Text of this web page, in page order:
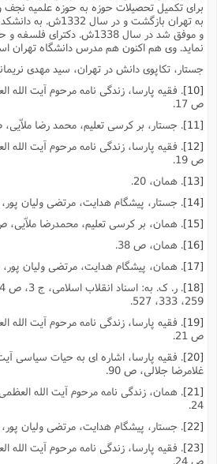
به تهران بازگشت و در
و موفق شد در سال 1338ش.
نماید. وى هم اکنون هم مدرس دانشگاه تهران
جستار، تکاپوى دانش در تهران، سید مهدى
. فقیه پارسا، زندگى نامه مرحوم آیت الله
ص 17.
. جستار، بر کرسى تعلیم، محمد رضا ملاّیى، ص
. فقیه پارسا، زندگى نامه مرحوم آیت الله
ص 19.
. همان، 20.
. جستار، پیشگام هدایت، مرتضى ولیان پور،
. همان، بر کرسى تعلیم، محمدرضا ملاّیى، ص
. همان، ص 38.
. همان، پیشگام هدایت، مرتضى ولیان پور، ص
259، 333، 527.
. فقیه پارسا، زندگى نامه مرحوم آیت الله
ص 21.
. فقیه پارسا، اشاره اى به حیات سیاسى
غلامرضا جلالى، ص 90.
. همان، زندگى نامه مرحوم آیت الله
24.
. جستار، پیشگام هدایت، مرتضى ولیان پور،
. فقیه پارسا، زندگى نامه مرحوم آیت الله
ص 24.